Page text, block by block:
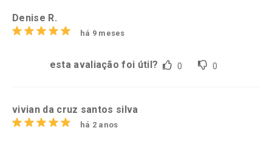
Denise R.
há 9 meses
esta avaliação foi útil? 0 0
vivian da cruz santos silva
há 2 anos